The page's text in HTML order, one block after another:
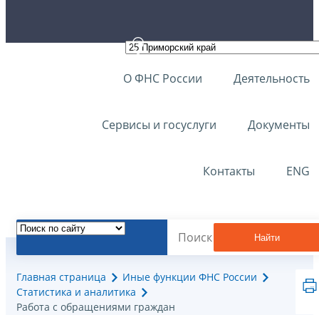
О ФНС России Деятельность
Сервисы и госуслуги Документы
Контакты ENG
Найти
Главная страница
Иные функции ФНС России
Статистика и аналитика
Работа с обращениями граждан